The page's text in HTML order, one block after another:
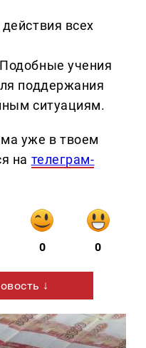
всех
учения
поддержания
ситуациям.
уже в твоем
на телеграм-
0 0
↓